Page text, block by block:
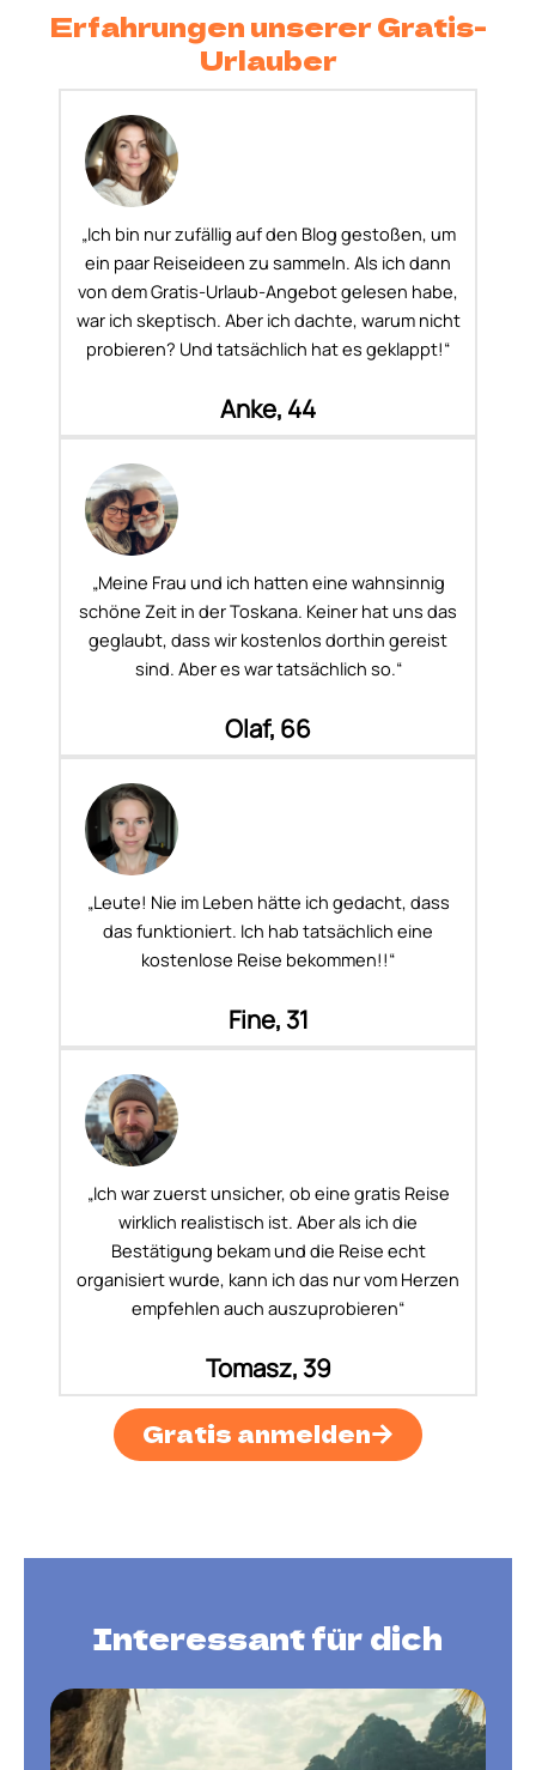
Erfahrungen unserer Gratis-
Urlauber
„Ich bin nur zufällig auf den Blog gestoßen, um
ein paar Reiseideen zu sammeln. Als ich dann
von dem Gratis-Urlaub-Angebot gelesen habe,
war ich skeptisch. Aber ich dachte, warum nicht
probieren? Und tatsächlich hat es geklappt!“
Anke, 44
„Meine Frau und ich hatten eine wahnsinnig
schöne Zeit in der Toskana. Keiner hat uns das
geglaubt, dass wir kostenlos dorthin gereist
sind. Aber es war tatsächlich so.“
Olaf, 66
„Leute! Nie im Leben hätte ich gedacht, dass
das funktioniert. Ich hab tatsächlich eine
kostenlose Reise bekommen!!“
Fine, 31
„Ich war zuerst unsicher, ob eine gratis Reise
wirklich realistisch ist. Aber als ich die
Bestätigung bekam und die Reise echt
organisiert wurde, kann ich das nur vom Herzen
empfehlen auch auszuprobieren“
Tomasz, 39
Gratis anmelden
Interessant für dich